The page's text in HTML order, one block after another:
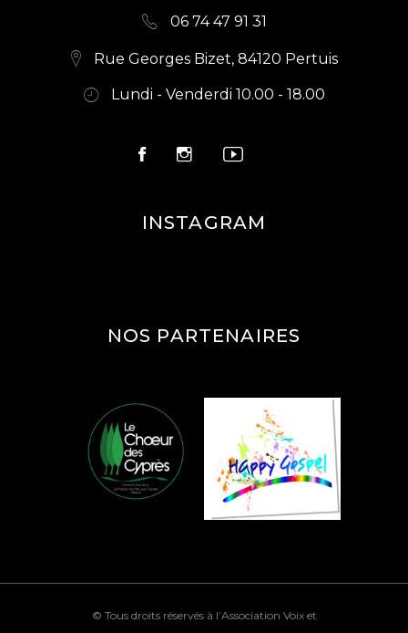
06 74 47 91 31
Rue Georges Bizet, 84120 Pertuis
Lundi - Venderdi 10.00 - 18.00
INSTAGRAM
NOS PARTENAIRES
© Tous droits réservés à l’Association Voix et